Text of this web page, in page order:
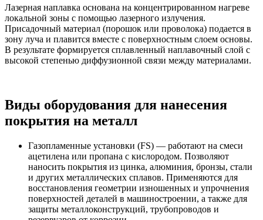
Лазерная наплавка основана на концентрированном нагреве
локальной зоны с помощью лазерного излучения.
Присадочный материал (порошок или проволока) подается в
зону луча и плавится вместе с поверхностным слоем основы.
В результате формируется сплавленный наплавочный слой с
высокой степенью диффузионной связи между материалами.
Виды оборудования для нанесения
покрытия на металл
Газопламенные установки (FS) — работают на смеси
ацетилена или пропана с кислородом. Позволяют
наносить покрытия из цинка, алюминия, бронзы, стали
и других металлических сплавов. Применяются для
восстановления геометрии изношенных и упрочнения
поверхностей деталей в машиностроении, а также для
защиты металлоконструкций, трубопроводов и